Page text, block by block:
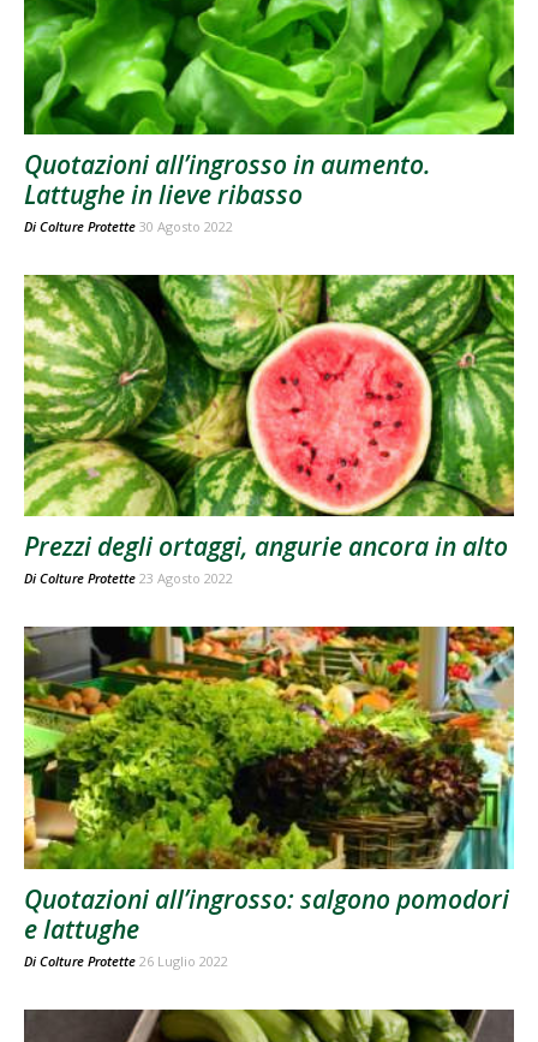
Quotazioni all’ingrosso in aumento.
Lattughe in lieve ribasso
Di Colture Protette 30 Agosto 2022
Prezzi degli ortaggi, angurie ancora in alto
Di Colture Protette 23 Agosto 2022
Quotazioni all’ingrosso: salgono pomodori
e lattughe
Di Colture Protette 26 Luglio 2022